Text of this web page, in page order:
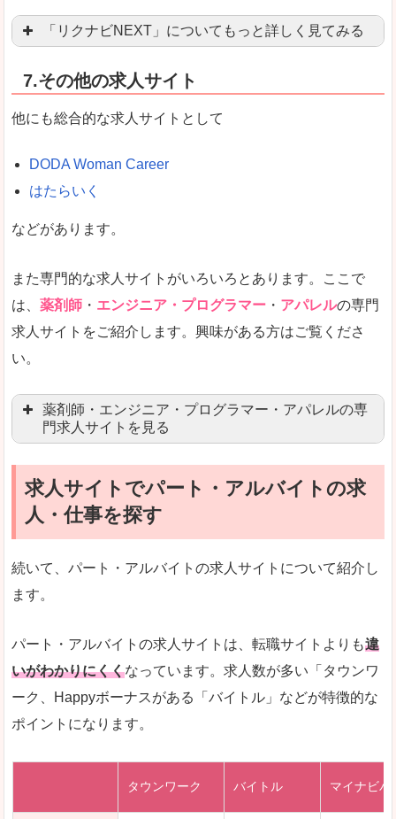
「リクナビNEXT」についてもっと詳しく見てみる
良いところ
悪いところ
未経験 未経験の求人もあります
営業職を探している方にとっては、有利なサイト
検索人気キーワードの上位が「40代」「50代」
使いやすさ
文字が大きくて見やすいです。
求人を含んだページを見てみる
7.その他の求人サイト
他にも総合的な求人サイトとして
DODA Woman Career
はたらいく
などがあります。
また専門的な求人サイトがいろいろとあります。ここで
は、 薬剤師 ・ エンジニア・プログラマー ・ アパレルの専門
求人サイトをご紹介します。興味がある方はご覧くださ
い。
薬剤師・エンジニア・プログラマー・アパレルの専
門求人サイトを見る
マイナビ薬剤師
リクナビ薬剤師
ファルマスタッフ
薬キャリ(エムスリー)
ファーマキャリア
レバテックキャリア
DODAエンジニア IT
求人サイトでパート・アルバイトの求
人・仕事を探す
続いて、パート・アルバイトの求人サイトについて紹介し
ます。
パート・アルバイトの求人サイトは、転職サイトよりも違
いがわかりにくくなっています。求人数が多い「タウンワ
ーク、Happyボーナスがある「バイトル」などが特徴的な
ポイントになります。
タウンワーク バイトル マイナビバ